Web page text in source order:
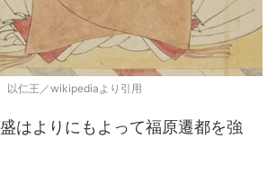
以仁王／wikipediaより引用
はよりにもよって福原遷都を強